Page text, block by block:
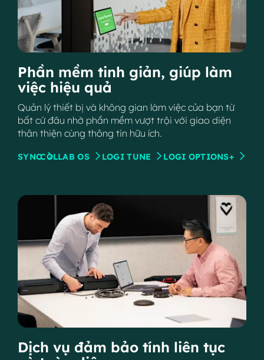
Phần mềm tinh giản, giúp làm
việc hiệu quả
Quản lý thiết bị và không gian làm việc của bạn từ
bất cứ đâu nhờ phần mềm vượt trội với giao diện
thân thiện cùng thông tin hữu ích.
SYNCCOLLAB OS LOGI TUNE LOGI OPTIONS+
Dịch vụ đảm bảo tính liên tục